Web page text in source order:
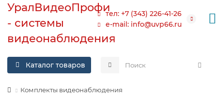
тел: +7 (343) 226-41-26
e-mail: info@uvp66.ru
Каталог товаров
Комплекты видеонаблюдения